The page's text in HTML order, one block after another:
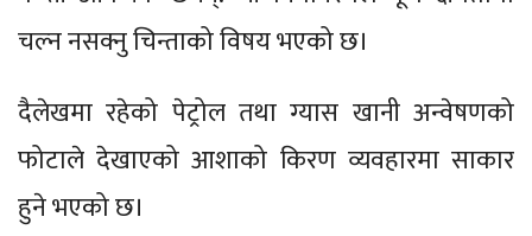
चल्न नसक्नु चिन्ताको विषय भएको छ।
दैलेखमा रहेको पेट्रोल तथा ग्यास खानी अन्वेषणको
फोटाले देखाएको आशाको किरण व्यवहारमा साकार
हुने भएको छ।